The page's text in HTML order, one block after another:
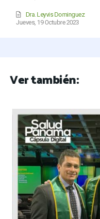
Jueves, 19 Octubre 2023
Dra. Leyvis Dominguez
Ver también: